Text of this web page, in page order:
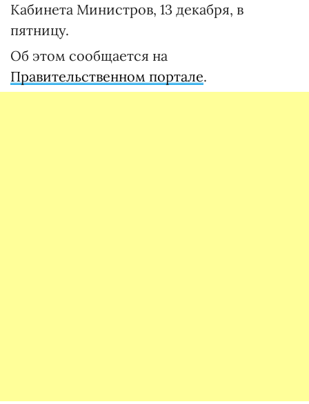
Кабинета Министров, 13 декабря, в
пятницу.
Об этом сообщается на
Правительственном портале.